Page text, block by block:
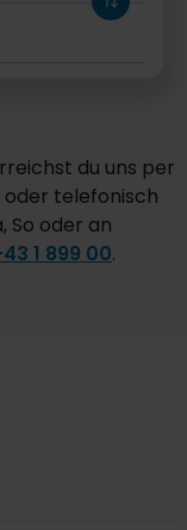
du uns per
oder telefonisch
So oder an
1 899 00.